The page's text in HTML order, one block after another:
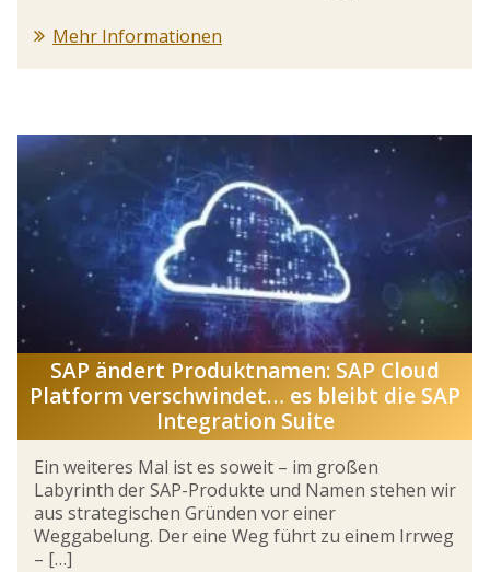
Mehr Informationen
SAP ändert Produktnamen: SAP Cloud
Platform verschwindet… es bleibt die SAP
Integration Suite
Ein weiteres Mal ist es soweit – im großen
Labyrinth der SAP-Produkte und Namen stehen wir
aus strategischen Gründen vor einer
Weggabelung. Der eine Weg führt zu einem Irrweg
– […]